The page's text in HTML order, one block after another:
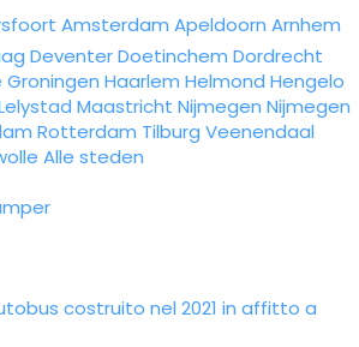
Amsterdam Apeldoorn Arnhem
DeventerDoetinchem Dordrecht
Groningen Haarlem Helmond Hengelo
Maastricht Nijmegen Nijmegen
Rotterdam Tilburg Veenendaal
Alle steden
costruito nel 2021 in affitto a